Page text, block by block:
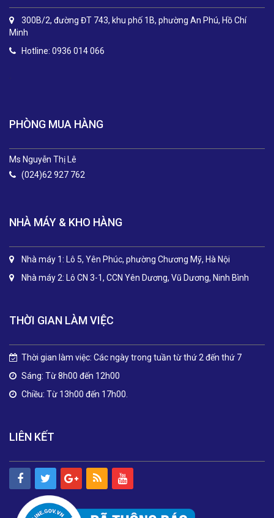
300B/2, đường ĐT 743, khu phố 1B, phường An Phú, Hồ Chí
Minh
Hotline: 0936 014 066
PHÒNG MUA HÀNG
Ms Nguyễn Thị Lê
(024)62 927 762
NHÀ MÁY & KHO HÀNG
Nhà máy 1: Lô 5, Yên Phúc, phường Chương Mỹ, Hà Nội
Nhà máy 2: Lô CN 3-1, CCN Yên Dương, Vũ Dương, Ninh Bình
THỜI GIAN LÀM VIỆC
Thời gian làm việc: Các ngày trong tuần từ thứ 2 đến thứ 7
Sáng: Từ 8h00 đến 12h00
Chiều: Từ 13h00 đến 17h00.
LIÊN KẾT